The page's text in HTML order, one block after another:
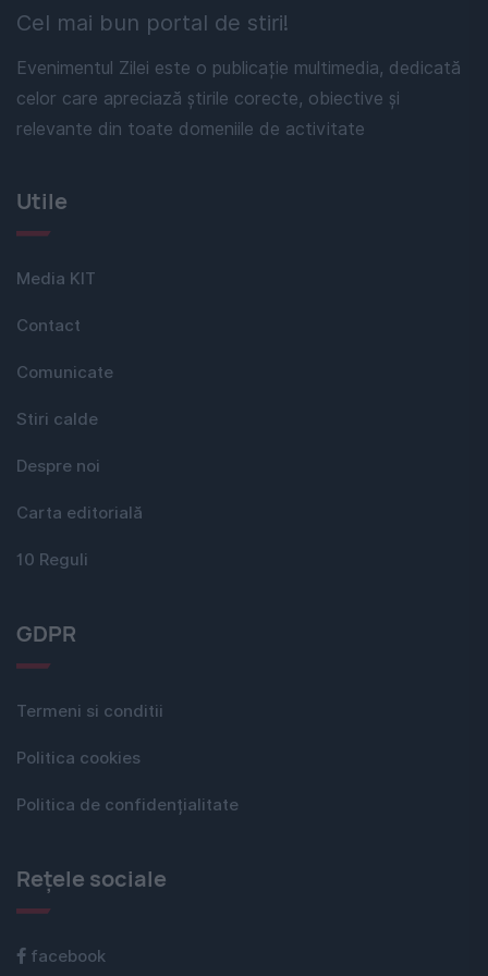
Cel mai bun portal de stiri!
Evenimentul Zilei este o publicație multimedia, dedicată
celor care apreciază știrile corecte, obiective și
relevante din toate domeniile de activitate
Utile
Media KIT
Contact
Comunicate
Stiri calde
Despre noi
Carta editorială
10 Reguli
GDPR
Termeni si conditii
Politica cookies
Politica de confidențialitate
Rețele sociale
facebook